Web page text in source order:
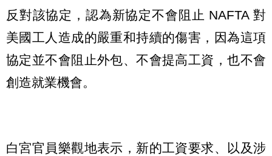
反對該協定，認為新協定不會阻止 NAFTA 對
美國工人造成的嚴重和持續的傷害，因為這項
協定並不會阻止外包、不會提高工資，也不會
創造就業機會。
白宮官員樂觀地表示，新的工資要求、以及涉